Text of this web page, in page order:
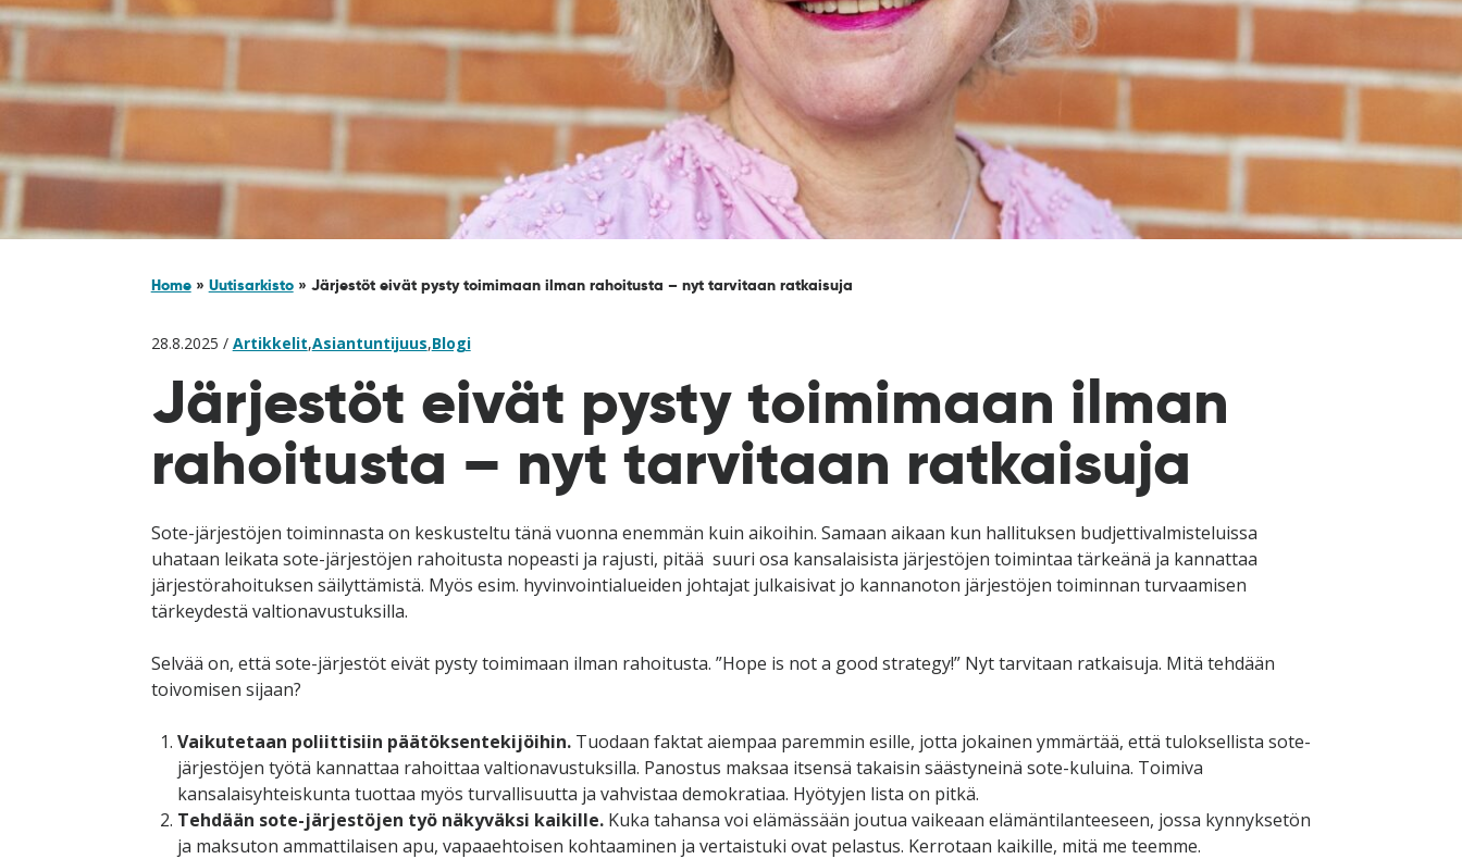
Home» Uutisarkisto» Järjestöt eivät pysty toimimaan ilman rahoitusta – nyt tarvitaan ratkaisuja
28.8.2025 / Artikkelit,Asiantuntijuus,Blogi
Järjestöt eivät pysty toimimaan ilman
rahoitusta – nyt tarvitaan ratkaisuja
Sote-järjestöjen toiminnasta on keskusteltu tänä vuonna enemmän kuin aikoihin. Samaan aikaan kun hallituksen budjettivalmisteluissa
uhataan leikata sote-järjestöjen rahoitusta nopeasti ja rajusti, pitää suuri osa kansalaisista järjestöjen toimintaa tärkeänä ja kannattaa
järjestörahoituksen säilyttämistä. Myös esim. hyvinvointialueiden johtajat julkaisivat jo kannanoton järjestöjen toiminnan turvaamisen
tärkeydestä valtionavustuksilla.
Selvää on, että sote-järjestöt eivät pysty toimimaan ilman rahoitusta. ”Hope is not a good strategy!” Nyt tarvitaan ratkaisuja. Mitä tehdään
toivomisen sijaan?
Vaikutetaan poliittisiin päätöksentekijöihin.Tuodaan faktat aiempaa paremmin esille, jotta jokainen ymmärtää, että tuloksellista sote-
järjestöjen työtä kannattaa rahoittaa valtionavustuksilla. Panostus maksaa itsensä takaisin säästyneinä sote-kuluina. Toimiva
kansalaisyhteiskunta tuottaa myös turvallisuutta ja vahvistaa demokratiaa. Hyötyjen lista on pitkä.
Tehdään sote-järjestöjen työ näkyväksi kaikille.Kuka tahansa voi elämässään joutua vaikeaan elämäntilanteeseen, jossa kynnyksetön
ja maksuton ammattilaisen apu, vapaaehtoisen kohtaaminen ja vertaistuki ovat pelastus. Kerrotaan kaikille, mitä me teemme.